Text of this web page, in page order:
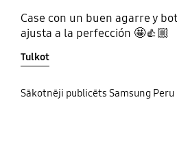
Case con un buen agarre y
ajusta a la perfección 🤩👍🏼
Tulkot
Sākotnēji publicēts Samsung Peru